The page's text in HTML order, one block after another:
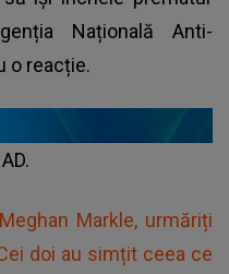
Națională Anti-
o reacție.
Markle, urmăriți
doi au simțit ceea ce